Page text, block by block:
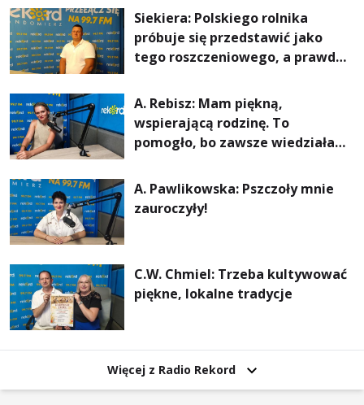
rachunki za energię, lepszy
komfort życia i... czystsze
powietrze
Siekiera: Polskiego rolnika
próbuje się przedstawić jako
tego roszczeniowego, a prawda
A. Rebisz: Mam piękną,
wspierającą rodzinę. To
pomogło, bo zawsze wiedziałam,
najważniejsza
A. Pawlikowska: Pszczoły mnie
zauroczyły!
C.W. Chmiel: Trzeba kultywować
piękne, lokalne tradycje
Więcej z Radio Rekord